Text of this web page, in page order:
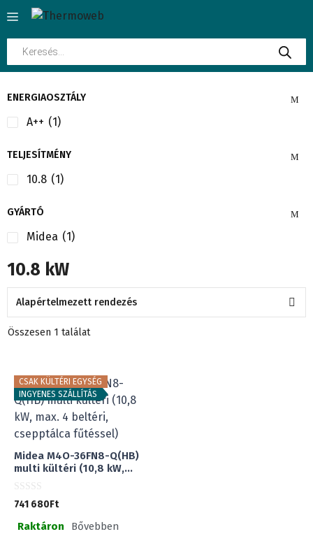
Kilépés
tartalomba
Products
search
Menü
10.8 kW
Összesen 1 találat
CSAK KÜLTÉRI EGYSÉG
INGYENES SZÁLLÍTÁS
Midea M4O-36FN8-Q(HB)
multi kültéri (10,8 kW,...
0
a
5
741 680Ft
Raktáron Bővebben
ENERGIAOSZTÁLY
A++ (1)
TELJESÍTMÉNY
10.8 (1)
GYÁRTÓ
Midea (1)